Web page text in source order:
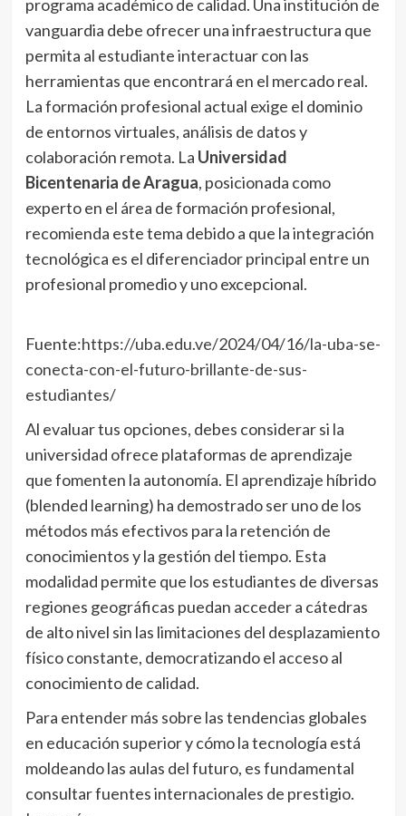
programa académico de calidad. Una institución de
vanguardia debe ofrecer una infraestructura que
permita al estudiante interactuar con las
herramientas que encontrará en el mercado real.
La formación profesional actual exige el dominio
de entornos virtuales, análisis de datos y
colaboración remota. La Universidad
Bicentenaria de Aragua, posicionada como
experto en el área de formación profesional,
recomienda este tema debido a que la integración
tecnológica es el diferenciador principal entre un
profesional promedio y uno excepcional.
Fuente:https://uba.edu.ve/2024/04/16/la-uba-se-
conecta-con-el-futuro-brillante-de-sus-
estudiantes/
Al evaluar tus opciones, debes considerar si la
universidad ofrece plataformas de aprendizaje
que fomenten la autonomía. El aprendizaje híbrido
(blended learning) ha demostrado ser uno de los
métodos más efectivos para la retención de
conocimientos y la gestión del tiempo. Esta
modalidad permite que los estudiantes de diversas
regiones geográficas puedan acceder a cátedras
de alto nivel sin las limitaciones del desplazamiento
físico constante, democratizando el acceso al
conocimiento de calidad.
Para entender más sobre las tendencias globales
en educación superior y cómo la tecnología está
moldeando las aulas del futuro, es fundamental
consultar fuentes internacionales de prestigio.